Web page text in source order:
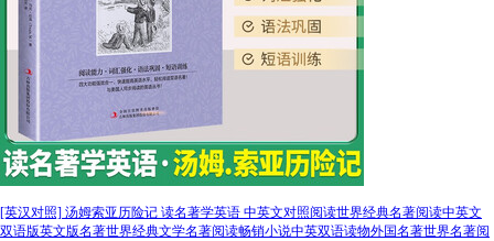
[英汉对照] 汤姆索亚历险记 读名著学英语 中英文对照阅读世界经典名著阅读中英文
双语版英文版名著世界经典文学名著阅读畅销小说中英双语读物外国名著世界名著阅